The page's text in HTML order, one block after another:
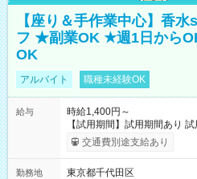
【座り＆手作業中心】香
フ ★副業OK ★週1日から
OK
アルバイト 職種未経験OK
給与
時給1,400円～
【試用期間】試用期間あり
給与は本採用時と同じです。
交通費別途支給あり
勤務地
東京都千代田区